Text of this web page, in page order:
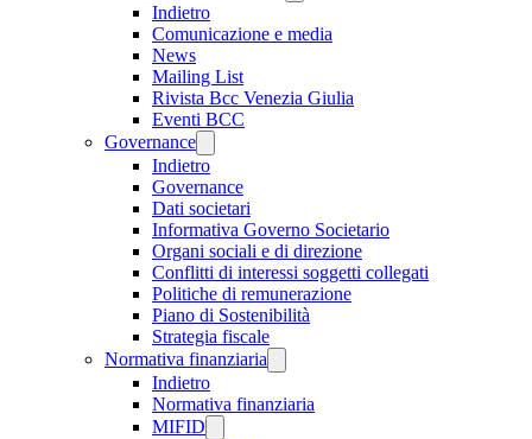
Indietro
Comunicazione e media
News
Mailing List
Rivista Bcc Venezia Giulia
Eventi BCC
Governance
Indietro
Governance
Dati societari
Informativa Governo Societario
Organi sociali e di direzione
Conflitti di interessi soggetti collegati
Politiche di remunerazione
Piano di Sostenibilità
Strategia fiscale
Normativa finanziaria
Indietro
Normativa finanziaria
MIFID